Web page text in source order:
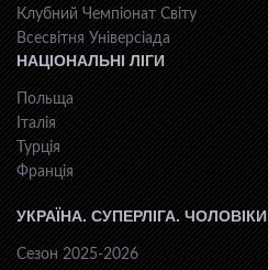
Клубний Чемпіонат Світу
Всесвiтня Унiверсiaда
НАЦІОНАЛЬНІ ЛІГИ
Польща
Італія
Турція
Франція
УКРАЇНА. СУПЕРЛІГА. ЧОЛОВІКИ
Сезон 2025-2026